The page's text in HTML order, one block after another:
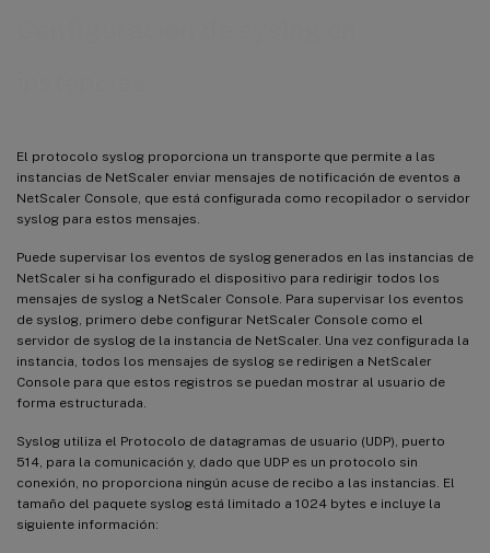
El protocolo syslog proporciona un transporte que permite a las
instancias de NetScaler enviar mensajes de notificación de eventos a
NetScaler Console, que está configurada como recopilador o servidor
syslog para estos mensajes.
Puede supervisar los eventos de syslog generados en las instancias de
NetScaler si ha configurado el dispositivo para redirigir todos los
mensajes de syslog a NetScaler Console. Para supervisar los eventos
de syslog, primero debe configurar NetScaler Console como el
servidor de syslog de la instancia de NetScaler. Una vez configurada la
instancia, todos los mensajes de syslog se redirigen a NetScaler
Console para que estos registros se puedan mostrar al usuario de
forma estructurada.
Syslog utiliza el Protocolo de datagramas de usuario (UDP), puerto
514, para la comunicación y, dado que UDP es un protocolo sin
conexión, no proporciona ningún acuse de recibo a las instancias. El
tamaño del paquete syslog está limitado a 1024 bytes e incluye la
siguiente información: